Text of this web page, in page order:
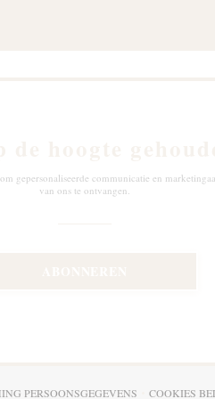
gepersonaliseerde communicatie en
van ons te ontvangen.
PERSOONSGEGEVENS COOKIES